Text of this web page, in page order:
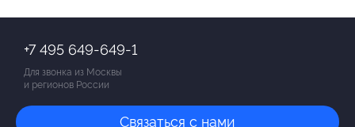
+7 495 649-649-1
Для звонка из Москвы
и регионов России
Связаться с нами